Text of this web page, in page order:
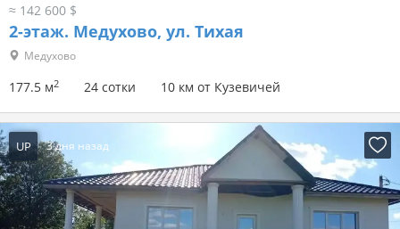
≈ 142 600 $
2-этаж. Медухово, ул. Тихая
Медухово
177.5 м2 24 сотки 10 км от Кузевичей
UP 3 дня назад